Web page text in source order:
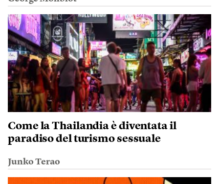
Come la Thailandia è diventata il
paradiso del turismo sessuale
Junko Terao